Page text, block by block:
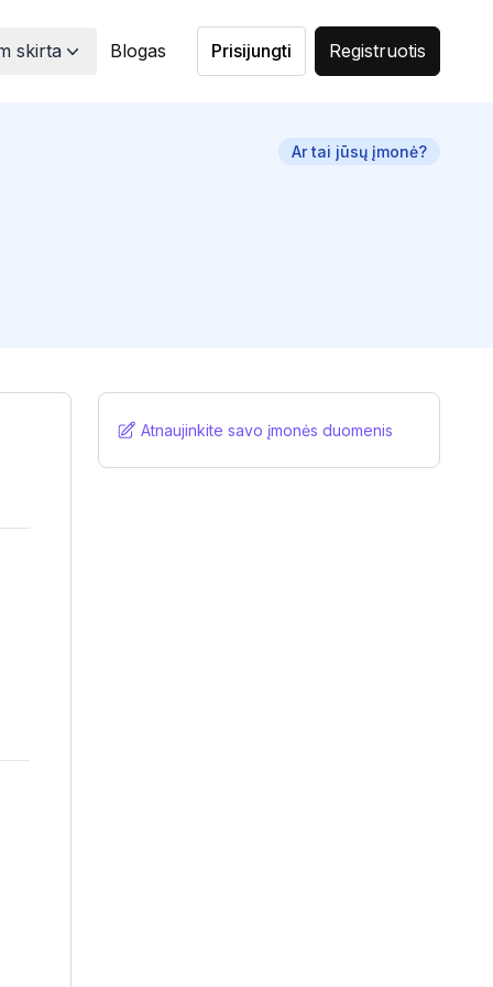
skirta Blogas Prisijungti Registruotis
Ar tai jūsų įmonė?
Atnaujinkite savo įmonės duomenis